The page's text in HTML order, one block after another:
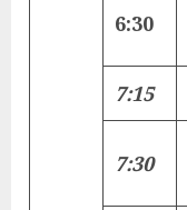
6:30
7:15
7:30